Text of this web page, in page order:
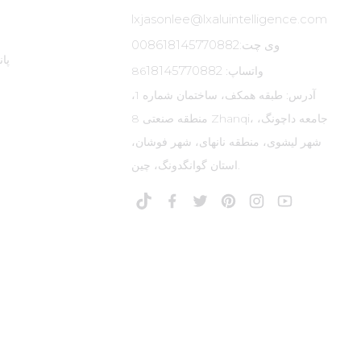
lxjasonlee@lxaluintelligence.com
وی چت:008618145770882
واتساپ: 86 18145770882
آدرس: طبقه همکف، ساختمان شماره 1،
منطقه صنعتی 8 Zhanqi، جامعه داچونگ،
شهر لیشوی، منطقه نانهای، شهر فوشان،